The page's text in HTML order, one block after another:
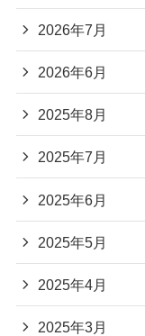
2026年7月
2026年6月
2025年8月
2025年7月
2025年6月
2025年5月
2025年4月
2025年3月